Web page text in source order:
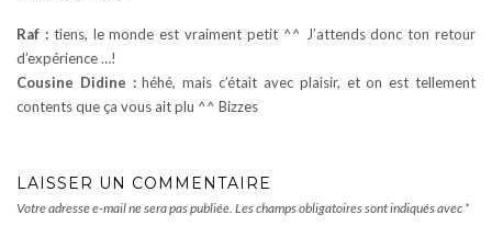
Raf : tiens, le monde est vraiment petit ^^ J’attends donc ton retour
d’expérience …!
Cousine Didine :héhé, mais c’était avec plaisir, et on est tellement
contents que ça vous ait plu ^^ Bizzes
LAISSER UN COMMENTAIRE
Votre adresse e-mail ne sera pas publiée. Les champs obligatoires sont indiqués avec *